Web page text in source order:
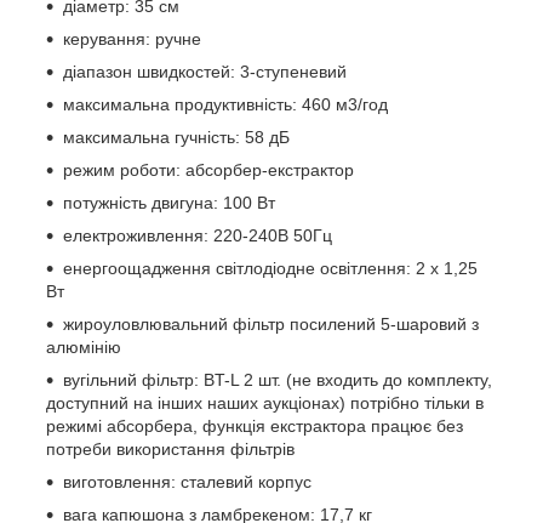
діаметр: 35 см
керування: ручне
діапазон швидкостей: 3-ступеневий
максимальна продуктивність: 460 м3/год
максимальна гучність: 58 дБ
режим роботи: абсорбер-екстрактор
потужність двигуна: 100 Вт
електроживлення: 220-240В 50Гц
енергоощадження світлодіодне освітлення: 2 x 1,25
Вт
жироуловлювальний фільтр посилений 5-шаровий з
алюмінію
вугільний фільтр: BT-L 2 шт. (не входить до комплекту,
доступний на інших наших аукціонах) потрібно тільки в
режимі абсорбера, функція екстрактора працює без
потреби використання фільтрів
виготовлення: сталевий корпус
вага капюшона з ламбрекеном: 17,7 кг